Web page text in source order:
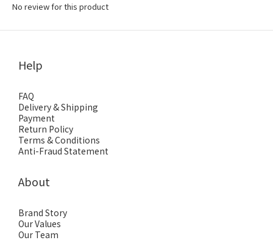
No review for this product
Help
FAQ
Delivery & Shipping
Payment
Return Policy
Terms & Conditions
Anti-Fraud Statement
About
Brand Story
Our Values
Our Team